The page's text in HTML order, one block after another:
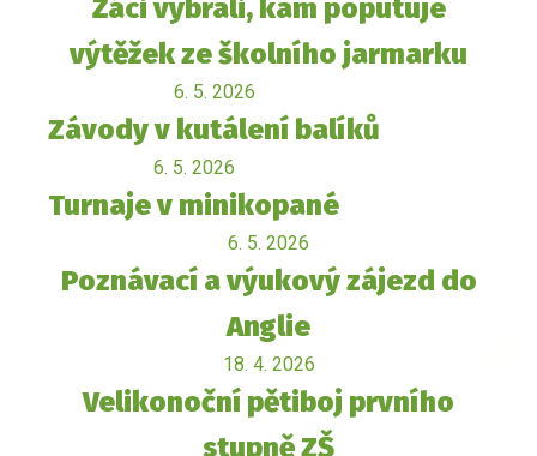
Žáci vybrali, kam poputuje
výtěžek ze školního jarmarku
6. 5. 2026
Závody v kutálení balíků
6. 5. 2026
Turnaje v minikopané
6. 5. 2026
Poznávací a výukový zájezd do
Anglie
18. 4. 2026
Velikonoční pětiboj prvního
stupně ZŠ